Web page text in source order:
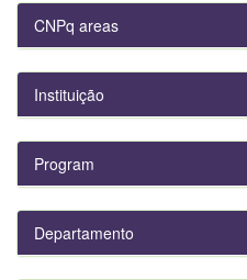
CNPq areas
Instituição
Program
Departamento